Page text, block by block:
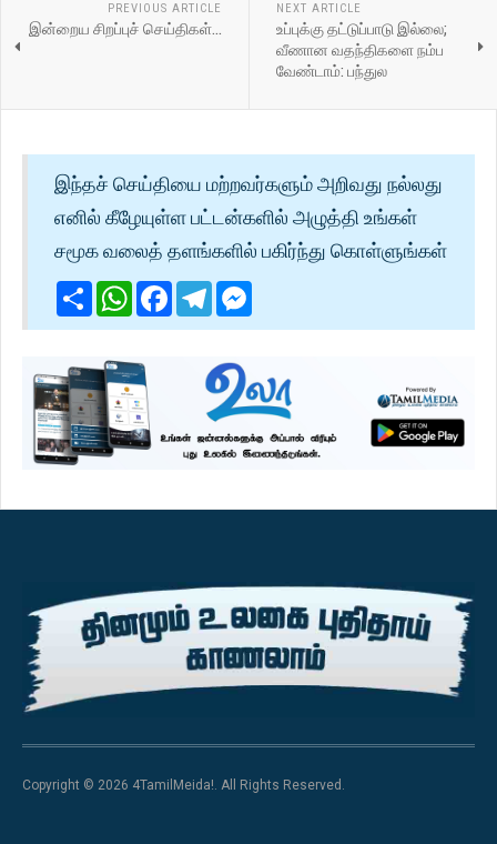
PREVIOUS ARTICLE
இன்றைய சிறப்புச் செய்திகள்...
NEXT ARTICLE
உப்புக்கு தட்டுப்பாடு இல்லை;
வீணான வதந்திகளை நம்ப
வேண்டாம்: பந்துல
இந்தச் செய்தியை மற்றவர்களும் அறிவது நல்லது
எனில் கீழேயுள்ள பட்டன்களில் அழுத்தி உங்கள்
சமூக வலைத் தளங்களில் பகிர்ந்து கொள்ளுங்கள்
ShareWhatsApp
Facebook
Telegram
Copyright © 2026 4TamilMeida!. All Rights Reserved.